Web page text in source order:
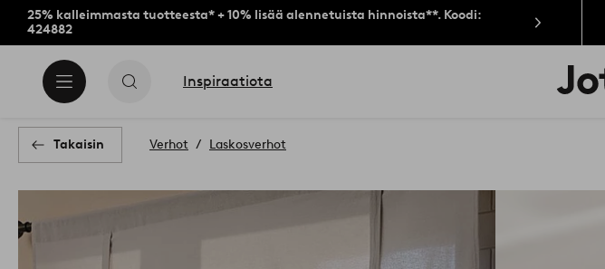
25% kalleimmasta tuotteesta* + 10% lisää alennetuista hinnoista**. Koodi:
424882
Inspiraatiota
Jotex-
logo
Takaisin Verhot Laskosverhot